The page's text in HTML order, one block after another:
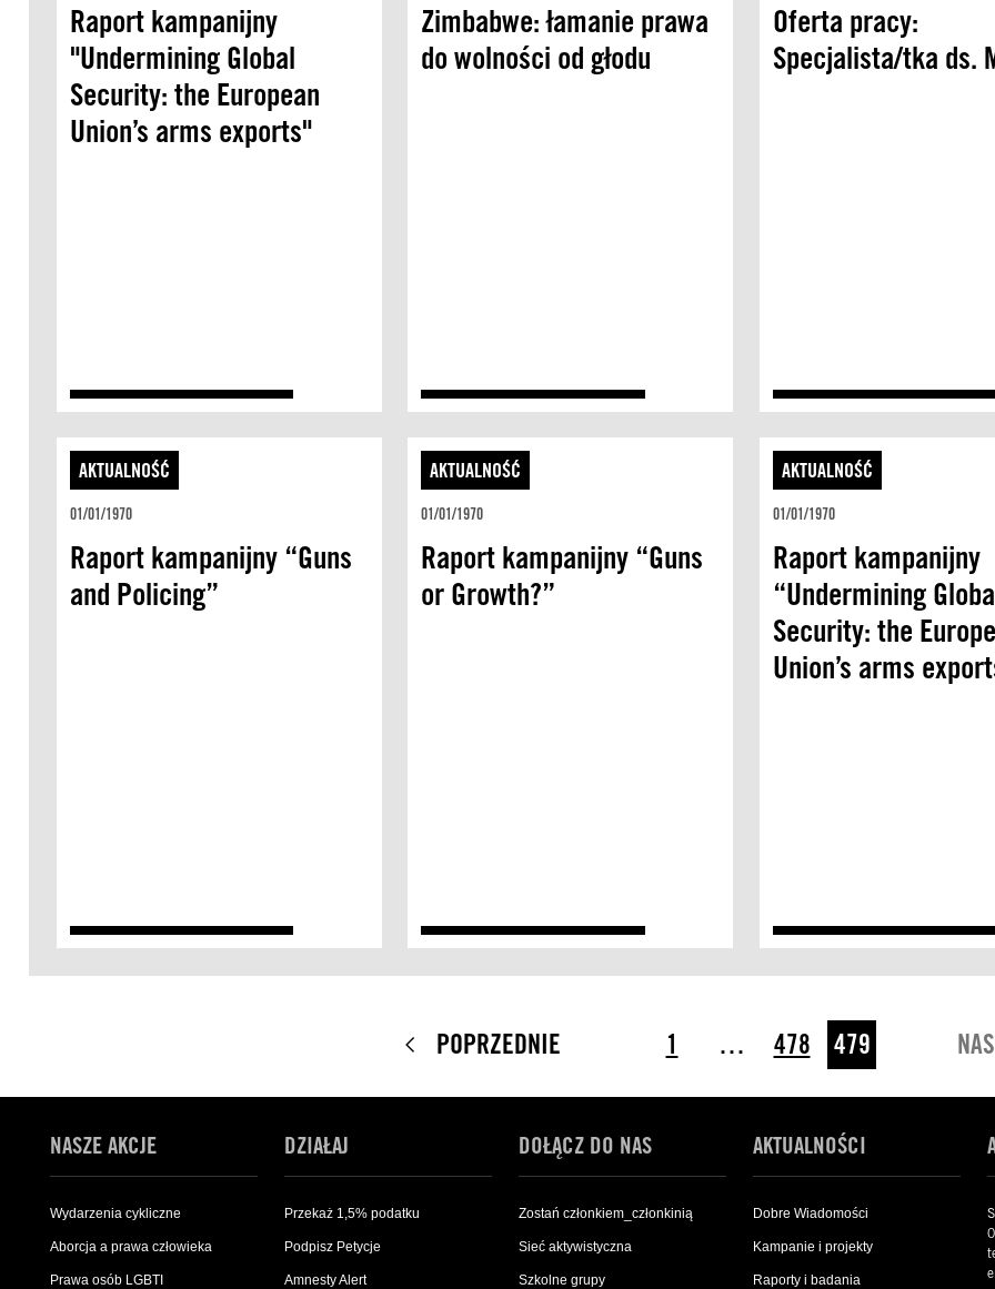
Raport kampanijny
"Undermining Global
Security: the European
Union’s arms exports"
Zimbabwe: łamanie prawa
do wolności od głodu
Oferta pracy:
Specjalista/tka ds.
AKTUALNOŚĆ
01/01/1970
Raport kampanijny “Guns
and Policing”
AKTUALNOŚĆ
01/01/1970
Raport kampanijny “Guns
or Growth?”
AKTUALNOŚĆ
01/01/1970
Raport kampanijny
“Undermining
Security: the
Union’s arms
POPRZEDNIE 1 … 478 479
NASZE AKCJE
Wydarzenia cykliczne
Aborcja a prawa człowieka
Prawa osób LGBTI
DZIAŁAJ
Przekaż 1,5% podatku
Podpisz Petycje
Amnesty Alert
DOŁĄCZ DO NAS
Zostań członkiem_członkinią
Sieć aktywistyczna
Szkolne grupy
AKTUALNOŚCI
Dobre Wiadomości
Kampanie i projekty
Raporty i badania